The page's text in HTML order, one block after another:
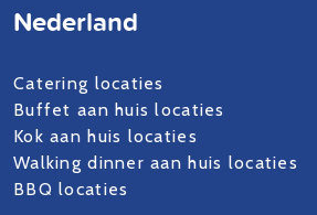
Nederland
Catering locaties
Buffet aan huis locaties
Kok aan huis locaties
Walking dinner aan huis locaties
BBQ locaties